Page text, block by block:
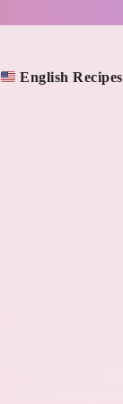
English Recipes